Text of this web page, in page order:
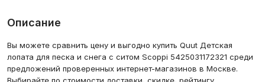
Описание
Вы можете сравнить цену и выгодно купить Quut Детская
лопата для песка и снега с ситом Scoppi 5425031172321 среди
предложений проверенных интернет-магазинов в Москве.